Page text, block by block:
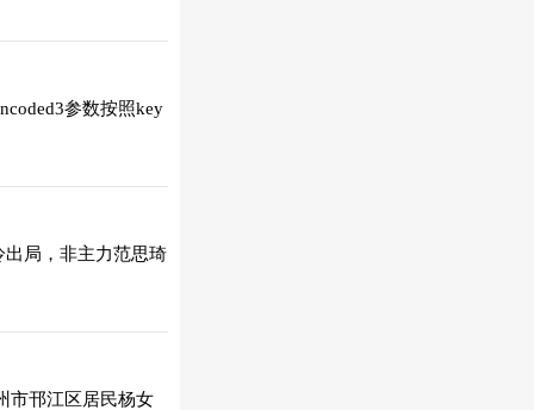
参数按照key
局，非主力范思琦
市邗江区居民杨女